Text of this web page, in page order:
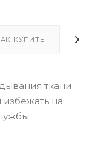
КУПИТЬ
ткани
на